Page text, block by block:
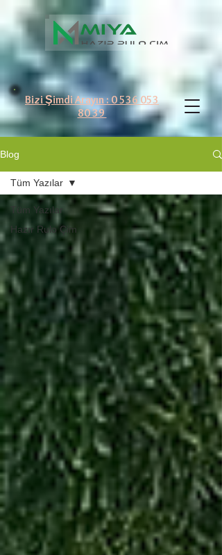
Bizi Şimdi Arayın : 0 536 053
80 39
Blog
Tüm Yazılar
Hazır Rulo Çim
Tüm Yazılar